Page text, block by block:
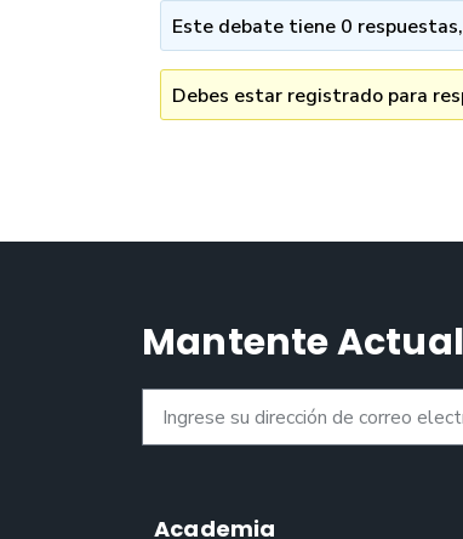
Este debate tiene 0
Debes estar registrado para
Mantente
Academia